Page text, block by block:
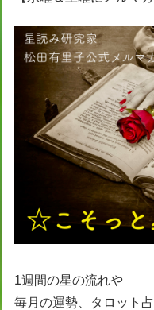
1週間の星の流れや
毎月の運勢、タロット占